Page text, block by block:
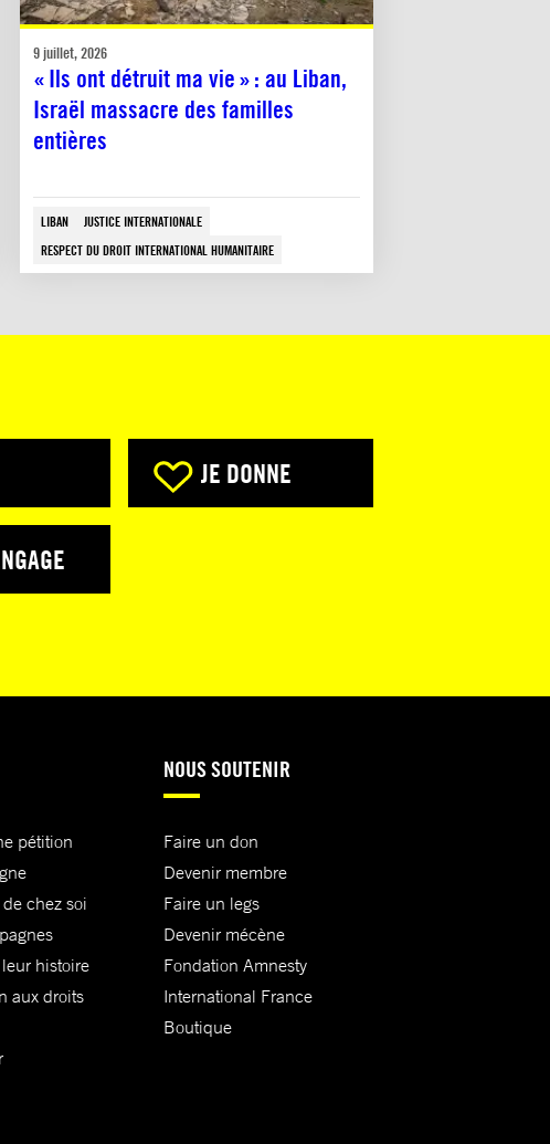
9 juillet, 2026
« Ils ont détruit ma vie » : au Liban,
Israël massacre des familles
entières
LIBAN
JUSTICE INTERNATIONALE
RESPECT DU DROIT INTERNATIONAL HUMANITAIRE
JE DONNE
pétition
chez soi
histoire
aux droits
NOUS SOUTENIR
Faire un don
Devenir membre
Faire un legs
Devenir mécène
Fondation Amnesty
International France
Boutique